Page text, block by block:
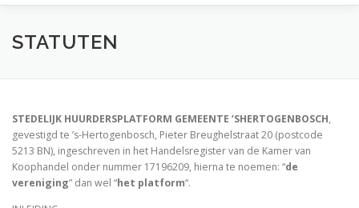
HOME WIE ZIJN WIJ?
CONTACT FACEBOOK
STATUTEN
STEDELIJK HUURDERSPLATFORM GEMEENTE ’SHERTOGENBOSCH,
gevestigd te ’s-Hertogenbosch, Pieter Breughelstraat 20 (postcode
5213 BN), ingeschreven in het Handelsregister van de Kamer van
Koophandel onder nummer 17196209, hierna te noemen: “de
vereniging” dan wel “het platform“.